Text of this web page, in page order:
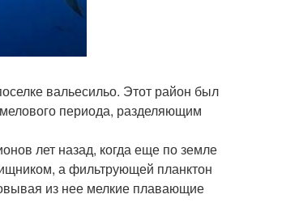
вальесильо. Этот район был
периода, разделяющим
лет назад, когда еще по земле
а фильтрующей планктон
из нее мелкие плавающие